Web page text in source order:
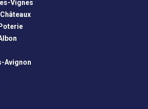
Vignes
Avignon